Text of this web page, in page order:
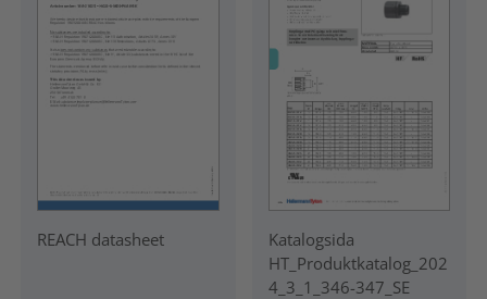
REACH datasheet
Katalogsida
HT_Produktkatalog_202
4_3_1_346-347_SE